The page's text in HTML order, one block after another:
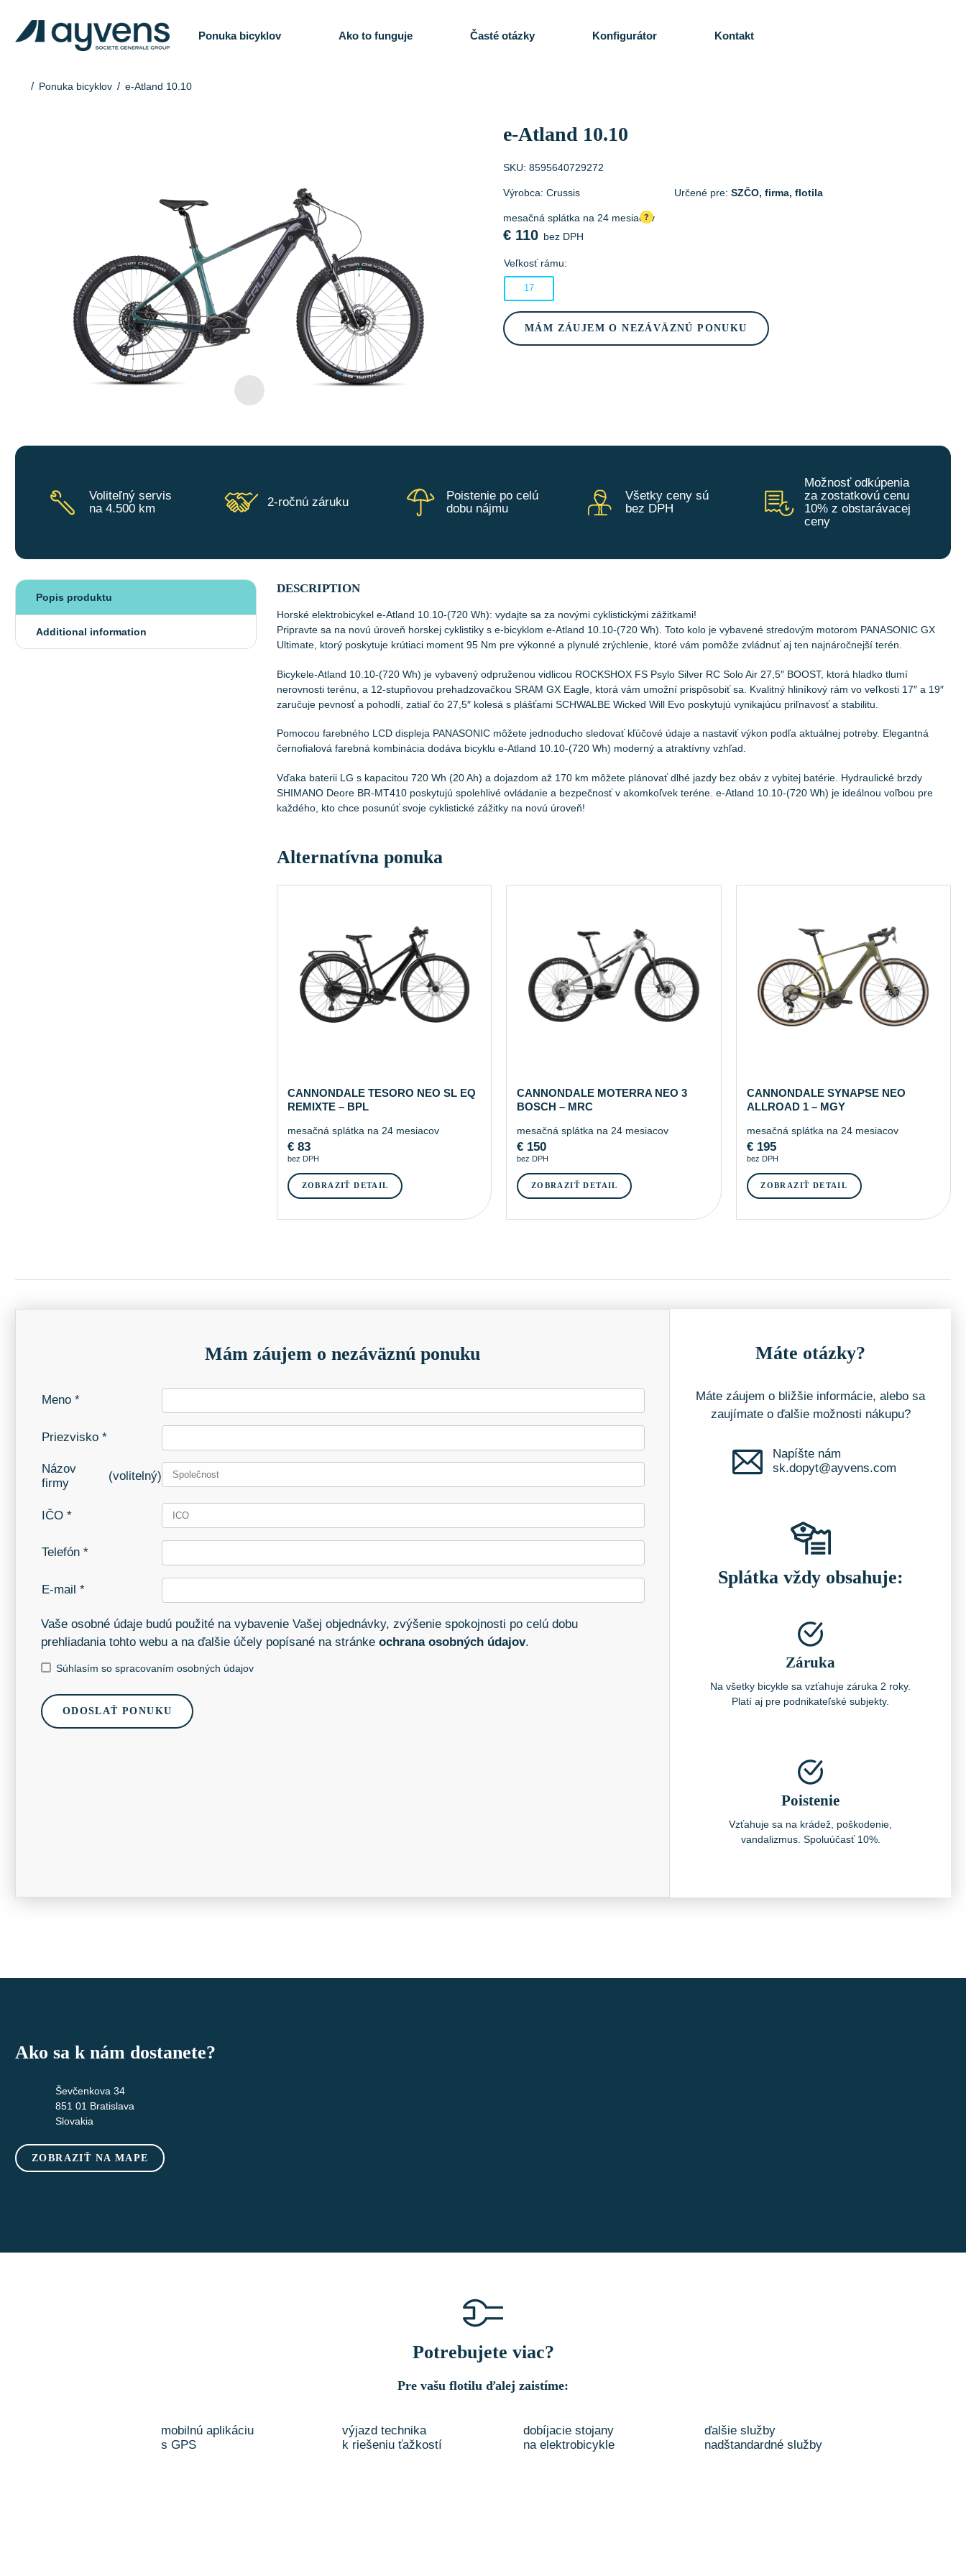
Ponuka bicyklov Ako to funguje Časté otázky Konfigurátor Kontakt
Ponuka bicyklov e-Atland 10.10
e-Atland 10.10
SKU: 8595640729272
Výrobca: Crussis Určené pre: SZČO, firma, flotila
?
mesačná splátka na 24 mesiacov
€ 110 bez DPH
Veľkosť rámu:
17
MÁM ZÁUJEM O NEZÁVÄZNÚ PONUKU
Voliteľný servis
na 4.500 km
2-ročnú záruku
Poistenie po celú
dobu nájmu
Všetky ceny sú
bez DPH
Možnosť odkúpenia
za zostatkovú cenu
10% z obstarávacej
ceny
Popis produktu
Additional information
DESCRIPTION
Horské elektrobicykel e-Atland 10.10-(720 Wh): vydajte sa za novými cyklistickými zážitkami!
Pripravte sa na novú úroveň horskej cyklistiky s e-bicyklom e-Atland 10.10-(720 Wh). Toto kolo je vybavené stredovým motorom PANASONIC GX
Ultimate, ktorý poskytuje krútiaci moment 95 Nm pre výkonné a plynulé zrýchlenie, ktoré vám pomôže zvládnuť aj ten najnáročnejší terén.
Bicykele-Atland 10.10-(720 Wh) je vybavený odpruženou vidlicou ROCKSHOX FS Psylo Silver RC Solo Air 27,5″ BOOST, ktorá hladko tlumí
nerovnosti terénu, a 12-stupňovou prehadzovačkou SRAM GX Eagle, ktorá vám umožní prispôsobiť sa. Kvalitný hliníkový rám vo veľkosti 17″ a 19″
zaručuje pevnosť a pohodlí, zatiaľ čo 27,5″ kolesá s plášťami SCHWALBE Wicked Will Evo poskytujú vynikajúcu priľnavosť a stabilitu.
Pomocou farebného LCD displeja PANASONIC môžete jednoducho sledovať kľúčové údaje a nastaviť výkon podľa aktuálnej potreby. Elegantná
černofialová farebná kombinácia dodáva bicyklu e-Atland 10.10-(720 Wh) moderný a atraktívny vzhľad.
Vďaka baterii LG s kapacitou 720 Wh (20 Ah) a dojazdom až 170 km môžete plánovať dlhé jazdy bez obáv z vybitej batérie. Hydraulické brzdy
SHIMANO Deore BR-MT410 poskytujú spolehlivé ovládanie a bezpečnosť v akomkoľvek teréne. e-Atland 10.10-(720 Wh) je ideálnou voľbou pre
každého, kto chce posunúť svoje cyklistické zážitky na novú úroveň!
Alternatívna ponuka
CANNONDALE TESORO NEO SL EQ
REMIXTE – BPL
mesačná splátka na 24 mesiacov
€ 83
bez DPH
ZOBRAZIŤ DETAIL
CANNONDALE MOTERRA NEO 3
BOSCH – MRC
mesačná splátka na 24 mesiacov
€ 150
bez DPH
ZOBRAZIŤ DETAIL
CANNONDALE SYNAPSE NEO
ALLROAD 1 – MGY
mesačná splátka na 24 mesiacov
€195
bez DPH
ZOBRAZIŤ DETAIL
Mám záujem o nezáväznú ponuku
Meno *
Priezvisko *
Názov
firmy
(volitelný)
IČO *
Telefón *
E-mail *
Vaše osobné údaje budú použité na vybavenie Vašej objednávky, zvýšenie spokojnosti po celú dobu
prehliadania tohto webu a na ďalšie účely popísané na stránke ochrana osobných údajov.
Súhlasím so spracovaním osobných údajov
ODOSLAŤ PONUKU
Máte otázky?
Máte záujem o bližšie informácie, alebo sa
zaujímate o ďalšie možnosti nákupu?
Napíšte nám
sk.dopyt@ayvens.com
Splátka vždy obsahuje:
Záruka
Na všetky bicykle sa vzťahuje záruka 2 roky.
Platí aj pre podnikateľské subjekty.
Poistenie
Vzťahuje sa na krádež, poškodenie,
vandalizmus. Spoluúčasť 10%.
Ako sa k nám dostanete?
Ševčenkova 34
851 01 Bratislava
Slovakia
ZOBRAZIŤ NA MAPE
Potrebujete viac?
Pre vašu flotilu ďalej zaistíme:
mobilnú aplikáciu
s GPS
výjazd technika
k riešeniu ťažkostí
dobíjacie stojany
na elektrobicykle
ďalšie služby
nadštandardné služby